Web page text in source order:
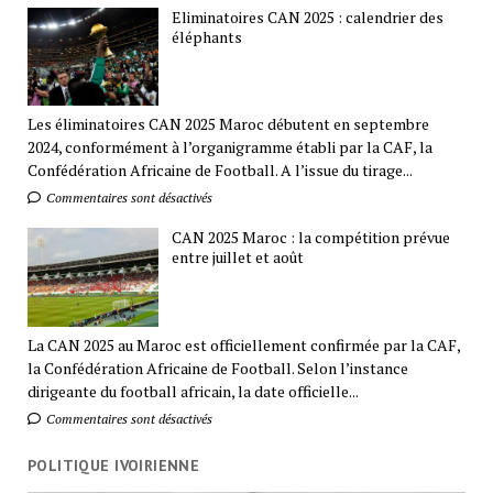
Eliminatoires CAN 2025 : calendrier des
éléphants
Les éliminatoires CAN 2025 Maroc débutent en septembre
2024, conformément à l’organigramme établi par la CAF, la
Confédération Africaine de Football. A l’issue du tirage...
Commentaires sont désactivés
CAN 2025 Maroc : la compétition prévue
entre juillet et août
La CAN 2025 au Maroc est officiellement confirmée par la CAF,
la Confédération Africaine de Football. Selon l’instance
dirigeante du football africain, la date officielle...
Commentaires sont désactivés
POLITIQUE IVOIRIENNE